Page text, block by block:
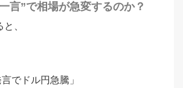
言”で相場が急変するのか？
、
でドル円急騰」